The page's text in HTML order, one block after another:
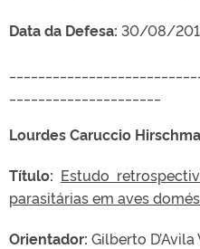
Data da Defesa: 30/08/
Lourdes Caruccio
Título: Estudo
parasitárias em aves
Orientador: Gilberto D’Avila